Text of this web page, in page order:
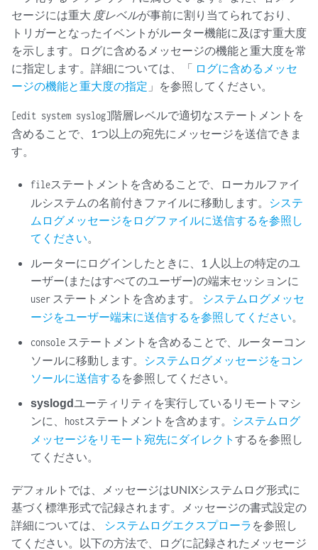
セージには重大 度レベルが事前に割り当てられており、
トリガーとなったイベントがルーター機能に及ぼす重大度
を示します。ログに含めるメッセージの機能と重大度を常
に指定します。詳細については、「 ログに含めるメッセ
ージの機能と重大度の指定 」を参照してください。
[edit system syslog]階層レベルで適切なステートメントを
含めることで、1つ以上の宛先にメッセージを送信できま
す。
fileステートメントを含めることで、ローカルファイ
ルシステムの名前付きファイルに移動します。 システ
ムログメッセージをログファイルに送信するを参照し
てください。
ルーターにログインしたときに、1 人以上の特定のユ
ーザー(またはすべてのユーザー)の端末セッションに
user ステートメントを含めます。 システムログメッセ
ージをユーザー端末に送信するを参照してください。
console ステートメントを含めることで、ルーターコン
ソールに移動します。 システムログメッセージをコン
ソールに送信する を参照してください。
syslogdユーティリティを実行しているリモートマシ
ンに、 hostステートメントを含めます。 システムログ
メッセージをリモート宛先にダイレクトするを参照し
てください。
デフォルトでは、メッセージはUNIXシステムログ形式に
基づく標準形式で記録されます。メッセージの書式設定の
詳細については、
システムログエクスプローラ を参照し
てください。以下の方法で、ログに記録されたメッセージ